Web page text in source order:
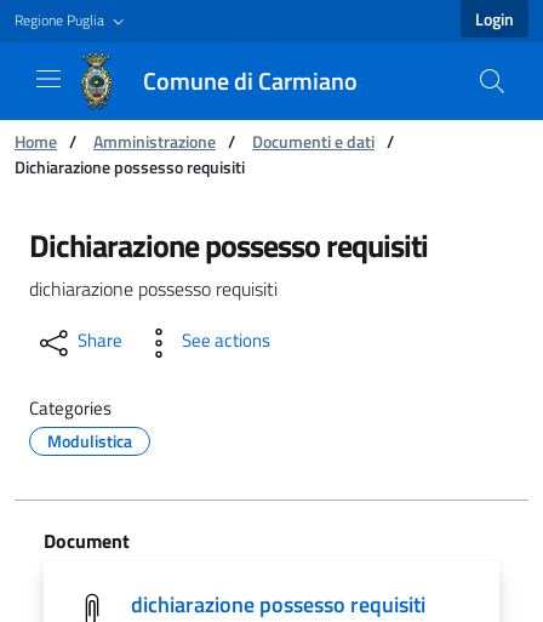
Regione Puglia Login
Comune di Carmiano
You are:
Home / Amministrazione / Documenti e dati /
Dichiarazione possesso requisiti
Dichiarazione possesso requisiti - Comune di
Dichiarazione possesso requisiti
dichiarazione possesso requisiti
Share See actions
Categories
Modulistica
Document
dichiarazione possesso requisiti